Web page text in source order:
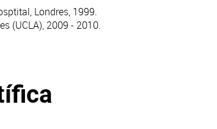
Londres, 1999.
(UCLA), 2009 - 2010.